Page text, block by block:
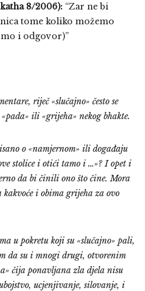
8/2006): “Zar ne bi
tome koliko možemo
i odgovor)”
riječ «slučajno» često se
ili «grijeha» nekog bhakte.
o «namjernom» ili događaju
stolice i otići tamo i …»? I opet i
da bi činili ono što čine. Mora
i obima grijeha za ovo
u pokretu koji su «slučajno» pali,
da su i mnogi drugi, otvorenim
čija ponavljana zla djela nisu
ucjenjivanje, silovanje, i